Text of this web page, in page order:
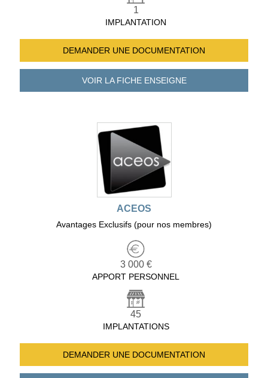
1
IMPLANTATION
DEMANDER UNE DOCUMENTATION
VOIR LA FICHEENSEIGNE
ACEOS
Avantages Exclusifs (pour nos membres)
3 000 €
APPORT PERSONNEL
45
IMPLANTATIONS
DEMANDER UNE DOCUMENTATION